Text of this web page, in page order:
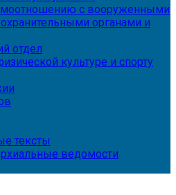
с вооруженными
органами и
отдел
культуре и спорту
тексты
ведомости